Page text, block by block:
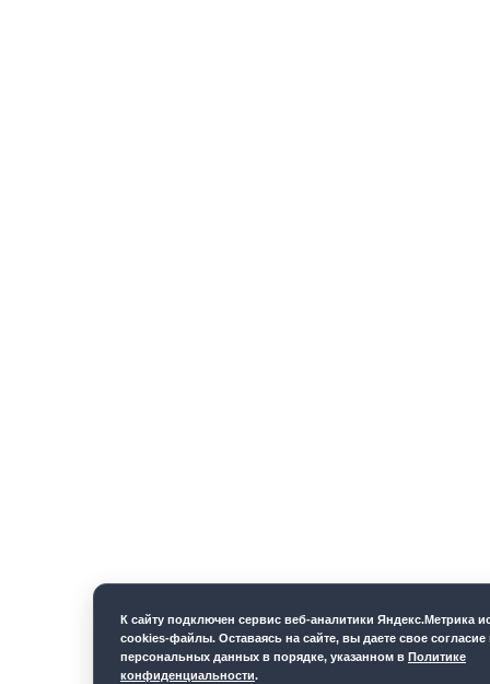
К cайту подключен сервис веб-аналитики Яндекс.Метрика
cookies-файлы. Оставаясь на сайте, вы даете свое согласие
персональных данных в порядке, указанном в Политике
конфиденциальности.